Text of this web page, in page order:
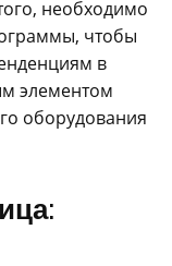
необходимо
чтобы
в
элементом
оборудования